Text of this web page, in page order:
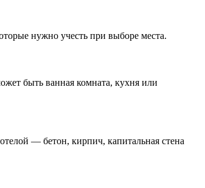
нужно учесть при выборе места.
быть ванная комната, кухня или
— бетон, кирпич, капитальная стена